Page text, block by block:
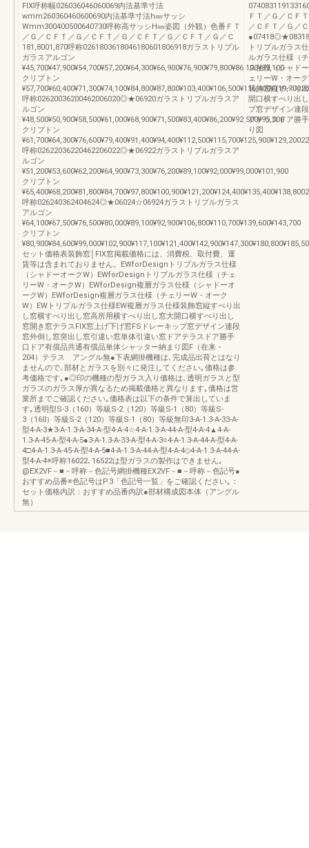
FIX呼称幅026036046060069内法基準寸法
wmm260360460600690内法基準寸法h㎜サッシ
Wmm300400500640730呼称高サッシH㎜姿図（外観）色番ＦＴ
／Ｇ／ＣＦＴ／Ｇ／ＣＦＴ／Ｇ／ＣＦＴ／Ｇ／ＣＦＴ／Ｇ／Ｃ
181,8001,870呼称0261803618046180601806918ガラストリプル
ガラスアルゴン
¥45,700¥47,900¥54,700¥57,200¥64,300¥66,900¥76,900¥79,800¥86,100¥89,100
クリプトン
呼称02620036200462006020◎★06920ガラストリプルガラスア
ルゴン
¥48,500¥50,900¥58,500¥61,000¥68,900¥71,500¥83,400¥86,200¥92,500¥95,500
クリプトン
呼称02622036220462206022◎★06922ガラストリプルガラスア
ルゴン
¥51,200¥53,600¥62,200¥64,900¥73,300¥76,200¥89,100¥92,000¥99,000¥101,900
クリプトン
呼称026240362404624◎★06024☆06924ガラストリプルガラス
アルゴン
¥64,100¥67,500¥76,500¥80,000¥89,100¥92,900¥106,800¥110,700¥139,600¥143,700
クリプトン
セット価格表装飾窓│FIX窓掲載価格には、消費税、取付費、運
賃等は含まれておりません。EWforDesignトリプルガラス仕様
（シャドーオークW）EWforDesignトリプルガラス仕様（チェ
リーW・オークW）EWforDesign複層ガラス仕様（シャドーオ
ークW）EWforDesign複層ガラス仕様（チェリーW・オーク
W）EWトリプルガラス仕様EW複層ガラス仕様装飾窓縦すべり出
し窓横すべり出し窓高所用横すべり出し窓大開口横すべり出し
窓開き窓テラスFIX窓上げ下げ窓FSドレーキップ窓デザイン連段
窓外倒し窓突出し窓引違い窓単体引違い窓ドアテラスドア勝手
口ドア有償品共通有償品単体シャッター納まり図F（在来・
204）テラス アングル無●下表網掛機種は､完成品出荷とはなり
ませんので､部材とガラスを別々に発注してください｡価格は参
考価格です｡●◎印の機種の型ガラス入り価格は､透明ガラスと型
ガラスのガラス厚が異なるため掲載価格と異なります｡価格は営
業所までご確認ください｡価格表は以下の条件で算出していま
す｡透明型S-3（160）等級S-2（120）等級S-1（80）等級S-
3（160）等級S-2（120）等級S-1（80）等級無印3-A-1.3-A-33-A-
型4-A-3★3-A-1.3-A-34-A-型4-A-4☆4-A-1.3-A-44-A-型4-A-4▲4-A-
1.3-A-45-A-型4-A-5●3-A-1.3-A-33-A-型4-A-3○4-A-1.3-A-44-A-型4-A-
4□4-A-1.3-A-45-A-型4-A-5■4-A-1.3-A-44-A-型4-A-4◇4-A-1.3-A-44-A-
型4-A-4※呼称16022､16522は型ガラスの製作はできません｡
@EX2VF－■－呼称－色記号網掛機種EX2VF－■－呼称－色記号●
おすすめ品番※色記号はP.3「色記号一覧」をご確認ください｡：
セット価格内訳：おすすめ品番内訳●部材構成図本体（アングル
無）
ＦＴ／Ｇ／ＣＦ
／ＣＦＴ／Ｇ／Ｃ
トリプルガラス
ルガラス仕様（
ス仕様（シャド
ェリーW・オー
装飾窓縦すべり
開口横すべり出
プ窓デザイン連
アテラスドア勝
り図